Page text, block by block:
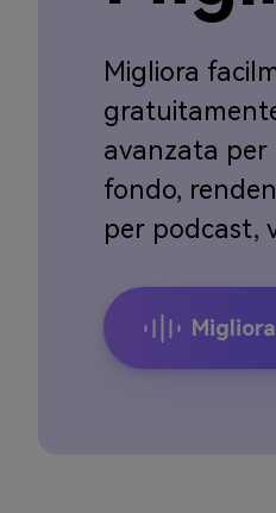
Migliora
avanzata per
fondo,
per podcast,